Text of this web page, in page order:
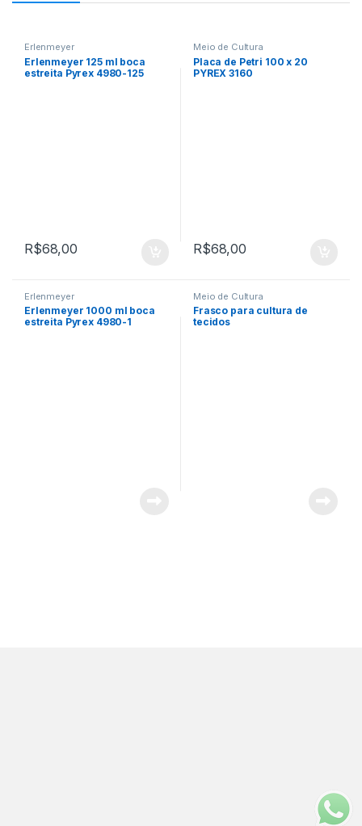
Erlenmeyer
Erlenmeyer 125 ml boca
estreita Pyrex 4980-125
R$68,00
Meio de Cultura
Placa de Petri 100 x 20
PYREX 3160
R$68,00
Erlenmeyer
Erlenmeyer 1000 ml boca
estreita Pyrex 4980-1
Meio de Cultura
Frasco para cultura de
tecidos